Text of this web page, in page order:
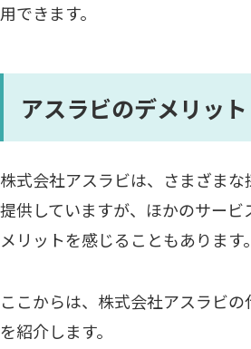
用できます。
アスラビのデメリット
株式会社アスラビは、さまざま
提供していますが、ほかのサー
メリットを感じることもあります。
ここからは、株式会社アスラビ
を紹介します。